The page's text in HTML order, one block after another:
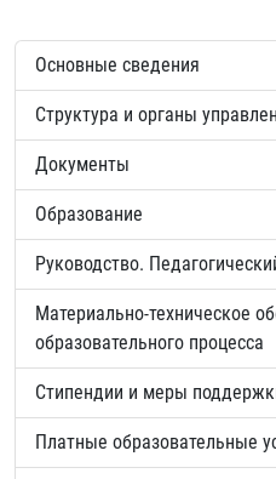
Основные сведения
Структура и органы
Документы
Образование
Руководство.
Материально-техническое
образовательного процесса
Стипендии и меры
Платные образовательные